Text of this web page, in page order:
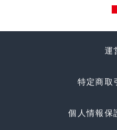
運
特定商取
個人情報保